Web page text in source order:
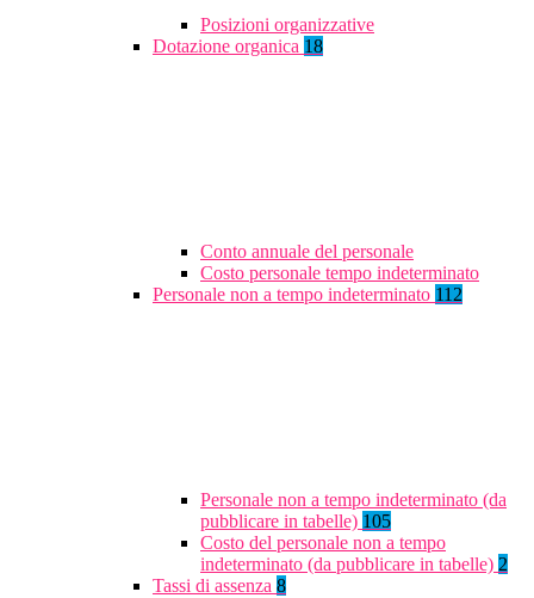
Posizioni organizzative
Dotazione organica 18
Conto annuale del personale
Costo personale tempo indeterminato
Personale non a tempo indeterminato 112
Personale non a tempo indeterminato (da
pubblicare in tabelle) 105
Costo del personale non a tempo
indeterminato (da pubblicare in tabelle) 2
Tassi di assenza 8